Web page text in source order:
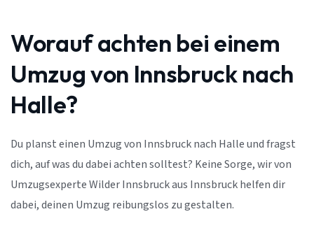
Worauf achten bei einem
Umzug von Innsbruck nach
Halle?
Du planst einen Umzug von Innsbruck nach Halle und fragst
dich, auf was du dabei achten solltest? Keine Sorge, wir von
Umzugsexperte Wilder Innsbruck aus Innsbruck helfen dir
dabei, deinen Umzug reibungslos zu gestalten.